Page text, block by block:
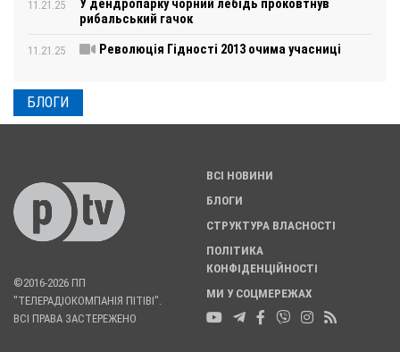
11.21.25
У дендропарку чорний лебідь проковтнув
рибальський гачок
11.21.25 Революція Гідності 2013 очима учасниці
БЛОГИ
©2016-2026 ПП
"ТЕЛЕРАДІОКОМПАНІЯ ПІТІВІ".
ВСІ ПРАВА ЗАСТЕРЕЖЕНО
ВСІ НОВИНИ
БЛОГИ
СТРУКТУРА ВЛАСНОСТІ
ПОЛІТИКА
КОНФІДЕНЦІЙНОСТІ
МИ У СОЦМЕРЕЖАХ